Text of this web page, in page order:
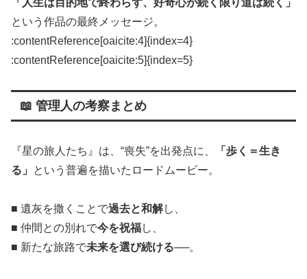
「人生は目的地で終わらず、好奇心が続く限り道は続く」
という作品の最終メッセージ。
:contentReference[oaicite:4]{index=4}​
:contentReference[oaicite:5]{index=5}
📖 管理人の考察まとめ
『星の旅人たち』は、“喪失”を出発点に、
「歩く＝生き
る」
という普遍を描いたロードムービー。
■ 遺灰を撒くことで過去と和解し、
■ 仲間との別れで今を祝福し、
■ 新たな旅路で未来を選び続ける──。